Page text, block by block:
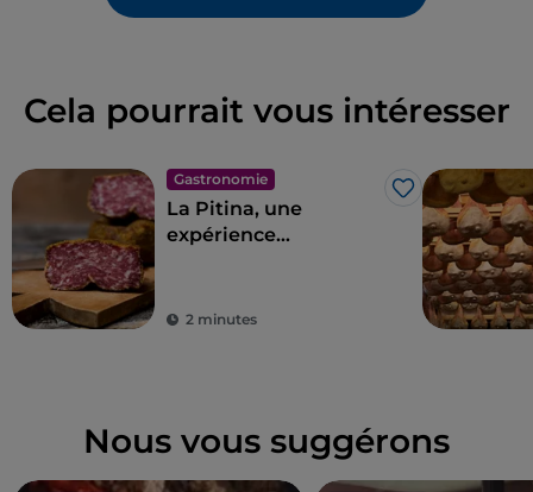
Cela pourrait vous intéresser
Gastronomie
J’aime
La Pitina, une
expérience
2 minutes
Nous vous suggérons